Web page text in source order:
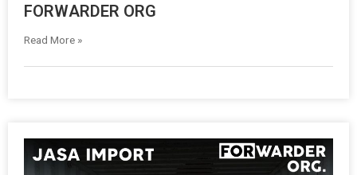
FORWARDER ORG
Read More »